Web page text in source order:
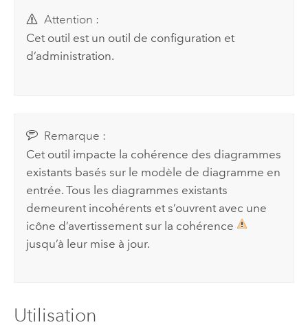
Attention :
Cet outil est un outil de configuration et
d’administration.
Remarque :
Cet outil impacte la cohérence des diagrammes
existants basés sur le modèle de diagramme en
entrée. Tous les diagrammes existants
demeurent incohérents et s’ouvrent avec une
icône d’avertissement sur la cohérence
jusqu’à leur mise à jour.
Utilisation